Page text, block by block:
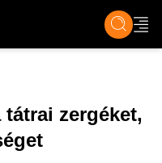
ÉLET TECH &
zergéket,